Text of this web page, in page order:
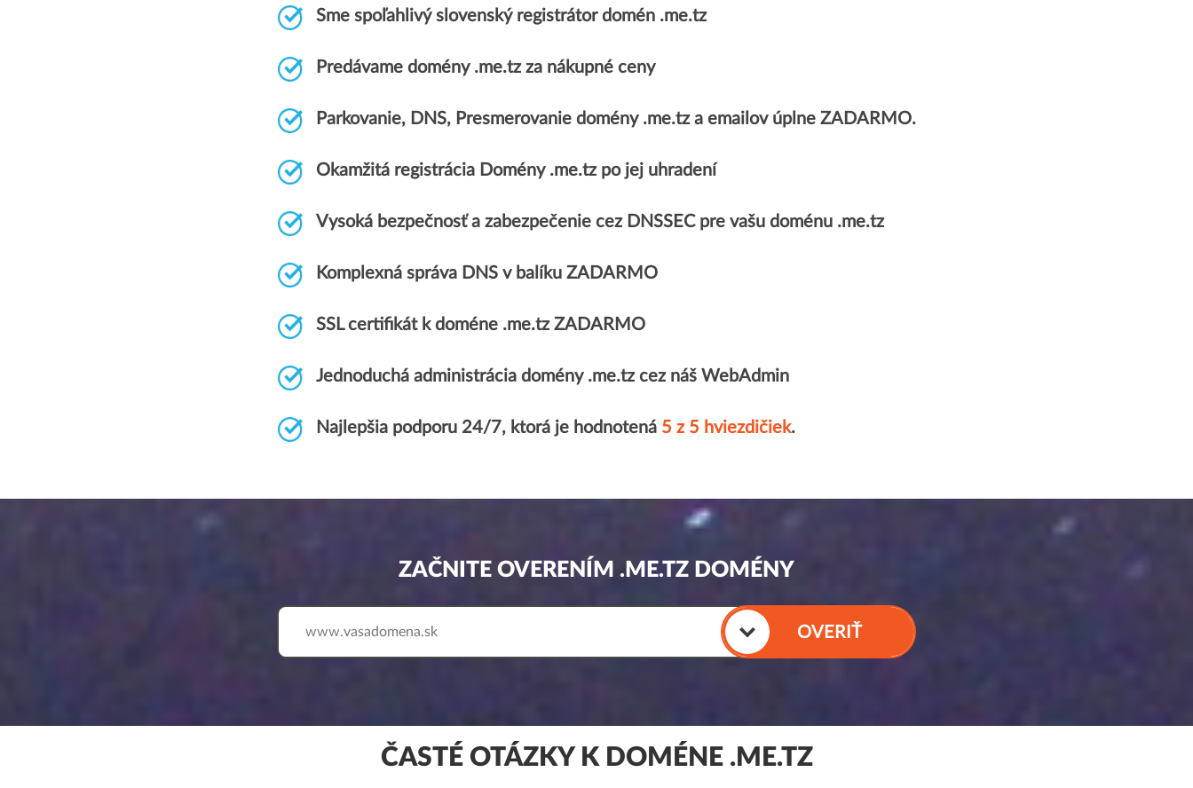
Sme spoľahlivý slovenský registrátor domén .me.tz
Predávame domény .me.tz za nákupné ceny
Parkovanie, DNS, Presmerovanie domény .me.tz a emailov úplne ZADARMO.
Okamžitá registrácia Domény .me.tz po jej uhradení
Vysoká bezpečnosť a zabezpečenie cez DNSSEC pre vašu doménu .me.tz
Komplexná správa DNS v balíku ZADARMO
SSL certifikát k doméne .me.tz ZADARMO
Jednoduchá administrácia domény .me.tz cez náš WebAdmin
Najlepšia podporu 24/7, ktorá je hodnotená 5 z 5 hviezdičiek.
ZAČNITE OVERENÍM .ME.TZ DOMÉNY
OVERIŤ
www.
ČASTÉ OTÁZKY K DOMÉNE .ME.TZ